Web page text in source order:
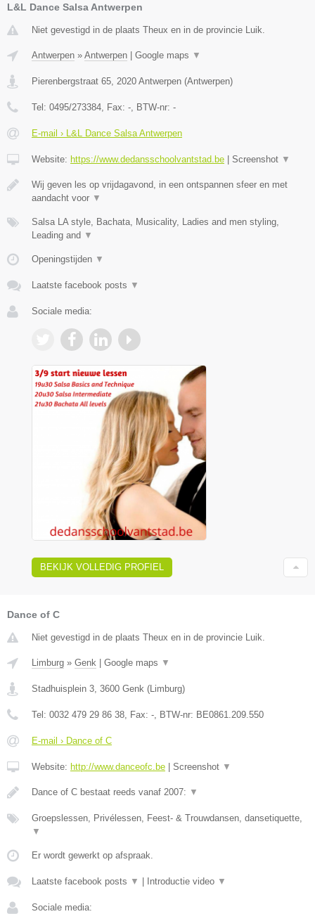
L&L Dance Salsa Antwerpen
Niet gevestigd in de plaats Theux en in de provincie Luik.
Antwerpen » Antwerpen | Google maps ▼
Pierenbergstraat 65 2020 Antwerpen (Antwerpen)
Tel: 0495/273384 , Fax: - , BTW-nr: -
E-mail › L&L Dance Salsa Antwerpen
Website: https://www.dedansschoolvantstad.be | Screenshot ▼
Wij geven les op vrijdagavond, in een ontspannen sfeer en met
aandacht voor ▼
Salsa LA style, Bachata, Musicality, Ladies and men styling,
Leading and ▼
Openingstijden ▼
Laatste facebook posts ▼
Sociale media:
BEKIJK VOLLEDIG PROFIEL
Dance of C
Niet gevestigd in de plaats Theux en in de provincie Luik.
Limburg » Genk | Google maps ▼
Stadhuisplein 3 3600 Genk (Limburg)
Tel: 0032 479 29 86 38 , Fax: - , BTW-nr: BE0861.209.550
E-mail › Dance of C
Website: http://www.danceofc.be | Screenshot ▼
Dance of C bestaat reeds vanaf 2007: ▼
Groepslessen, Privélessen, Feest- & Trouwdansen, dansetiquette,
▼
Er wordt gewerkt op afspraak.
Laatste facebook posts ▼ | Introductie video ▼
Sociale media: